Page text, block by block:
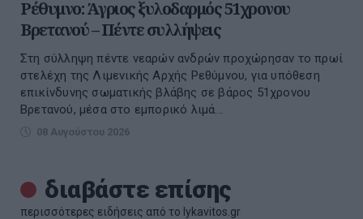
Ρέθυμνο: Άγριος ξυλοδαρμός 51χρονου
Βρετανού – Πέντε συλλήψεις
Στη σύλληψη πέντε νεαρών ανδρών προχώρησαν το πρωί
στελέχη της Λιμενικής Αρχής Ρεθύμνου, για υπόθεση
επικίνδυνης σωματικής βλάβης σε βάρος 51χρονου
Βρετανού, μέσα στο εμπορικό λιμά...
08 Αυγούστου 2026
διαβάστε επίσης
περισσότερες ειδήσεις από το lykavitos.gr